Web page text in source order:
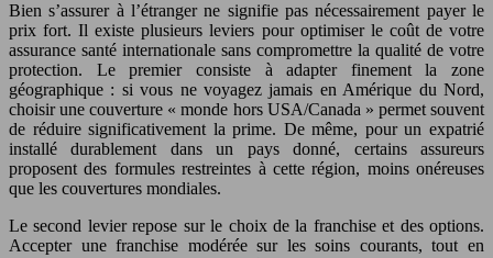
Bien s’assurer à l’étranger ne signifie pas nécessairement payer le
prix fort. Il existe plusieurs leviers pour optimiser le coût de votre
assurance santé internationale sans compromettre la qualité de votre
protection. Le premier consiste à adapter finement la zone
géographique : si vous ne voyagez jamais en Amérique du Nord,
choisir une couverture « monde hors USA/Canada » permet souvent
de réduire significativement la prime. De même, pour un expatrié
installé durablement dans un pays donné, certains assureurs
proposent des formules restreintes à cette région, moins onéreuses
que les couvertures mondiales.
Le second levier repose sur le choix de la franchise et des options.
Accepter une franchise modérée sur les soins courants, tout en